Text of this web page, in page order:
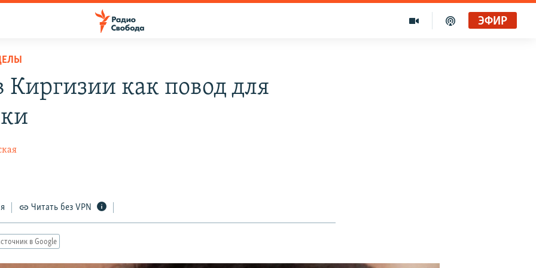
ЭФИР
Киргизии как повод для
Читать без VPN
в Google